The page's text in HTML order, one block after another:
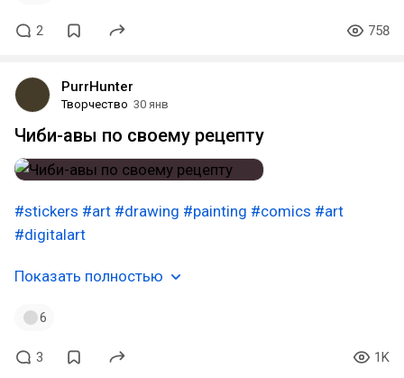
2 758
PurrHunter
Творчество 30 янв
Чиби-авы по своему рецепту
#stickers #art #drawing #painting #comics #art
#digitalart
Показать полностью
6
3 1K